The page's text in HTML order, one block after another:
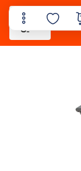
پشتیبانی
آنلاین